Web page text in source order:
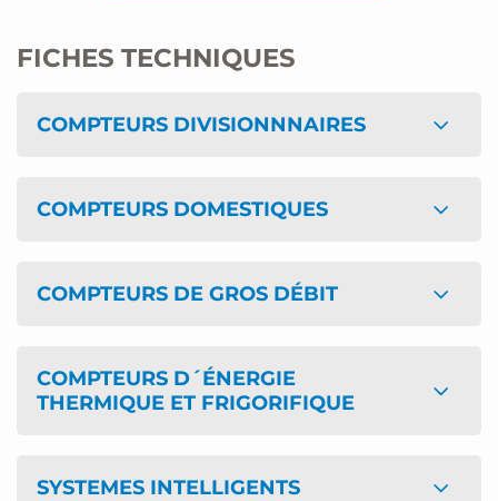
FICHES TECHNIQUES
COMPTEURS DIVISIONNNAIRES
COMPTEURS DOMESTIQUES
COMPTEURS DE GROS DÉBIT
COMPTEURS D´ÉNERGIE
THERMIQUE ET FRIGORIFIQUE
SYSTEMES INTELLIGENTS